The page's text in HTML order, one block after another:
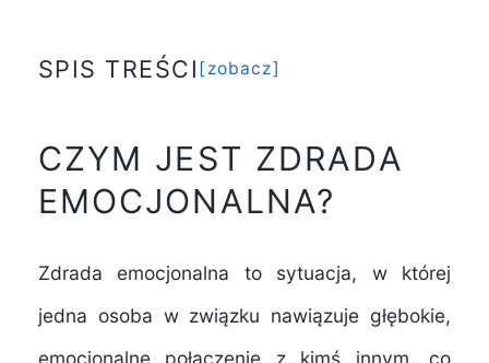
SPIS TREŚCI zobacz
Opis zdrady emocjonalnej
Porównanie z fizyczną zdradą
CZYM JEST ZDRADA
EMOCJONALNA?
Zdrada emocjonalna to sytuacja, w której
jedna osoba w związku nawiązuje głębokie,
emocjonalne połączenie z kimś innym, co